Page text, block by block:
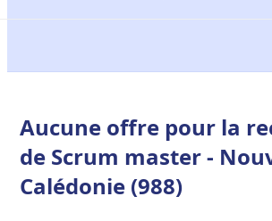
Aucune offre pour la
de Scrum master -
Calédonie (988)